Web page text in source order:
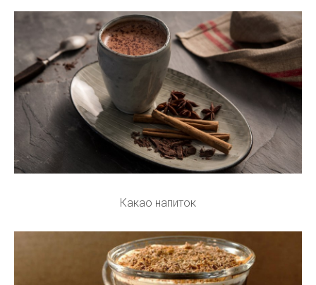
Какао напиток